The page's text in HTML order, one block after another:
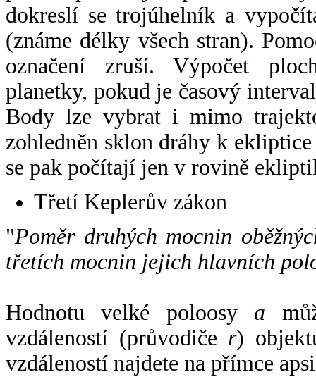
dokreslí se trojúhelník a
(známe délky všech stran).
označení zruší. Výpočet
planetky, pokud je časový
Body lze vybrat i mimo
zohledněn sklon dráhy k
se pak počítají jen v rovině
Třetí Keplerův zákon
"Poměr druhých mocnin
třetích mocnin jejich hlavních
Hodnotu velké poloosy a
vzdáleností (průvodiče r)
vzdáleností najdete na přímce